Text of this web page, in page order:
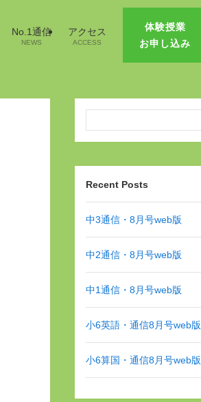
No.1通信
NEWS
アクセス
ACCESS
体験授業
お申し込み
Recent Posts
中3通信・8月号web版
中2通信・8月号web版
中1通信・8月号web版
小6英語・通信8月号web版
小6算国・通信8月号web版